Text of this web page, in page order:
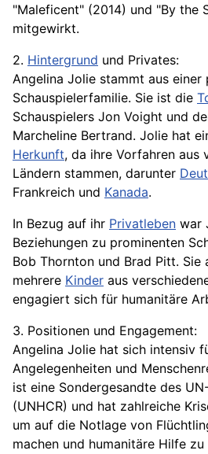
"Maleficent" (2014) und "By the
mitgewirkt.
2. Hintergrund und Privates:
Angelina Jolie stammt aus einer
Schauspielerfamilie. Sie ist die
Schauspielers Jon Voight und
Marcheline Bertrand. Jolie hat
Herkunft, da ihre Vorfahren aus
Ländern stammen, darunter
Frankreich und Kanada.
In Bezug auf ihr Privatleben war
Beziehungen zu prominenten
Bob Thornton und Brad Pitt. Sie
mehrere Kinder aus
engagiert sich für humanitäre
3. Positionen und Engagement:
Angelina Jolie hat sich intensiv
Angelegenheiten und
ist eine Sondergesandte des
(UNHCR) und hat zahlreiche
um auf die Notlage von
machen und humanitäre Hilfe zu